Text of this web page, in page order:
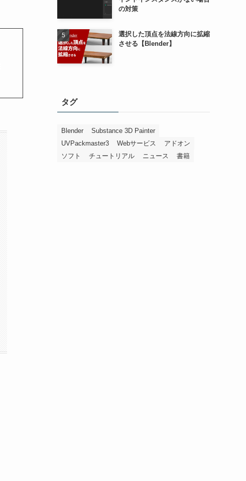
の対策
選択した頂点を法線方向に拡縮
させる【Blender】
タグ
Blender
Substance 3D Painter
UVPackmaster3
Webサービス
アドオン
ソフト
チュートリアル ニュース 書籍